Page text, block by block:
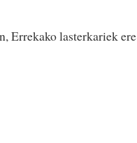
Errekako lasterkariek ere